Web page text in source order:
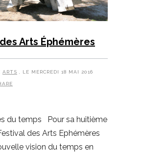
Arts Éphémères
ARTS , LE MERCREDI 18 MAI 2016
du temps Pour sa huitième
des Arts Ephémères
vision du temps en